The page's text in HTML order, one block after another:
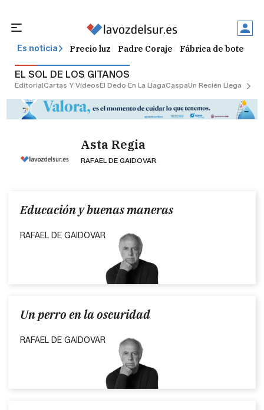
Es noticia Precio luz Padre Coraje Fábrica de botellas
EL SOL DE LOS GITANOS
EditorialCartas Y VídeosEl Dedo En La LlagaCaspaUn Recién Llegado
Asta Regia
RAFAEL DE GAIDOVAR
Educación y buenas maneras
RAFAEL DE GAIDOVAR
Un perro en la oscuridad
RAFAEL DE GAIDOVAR